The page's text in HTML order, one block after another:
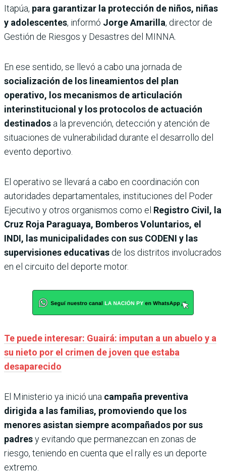
Itapúa, para garantizar la protección de niños, niñas
y adolescentes, informó Jorge Amarilla, director de
Gestión de Riesgos y Desastres del MINNA.
En ese sentido, se llevó a cabo una jornada de
socialización de los lineamientos del plan
operativo, los mecanismos de articulación
interinstitucional y los protocolos de actuación
destinados a la prevención, detección y atención de
situaciones de vulnerabilidad durante el desarrollo del
evento deportivo.
El operativo se llevará a cabo en coordinación con
autoridades departamentales, instituciones del Poder
Ejecutivo y otros organismos como el Registro Civil, la
Cruz Roja Paraguaya, Bomberos Voluntarios, el
INDI, las municipalidades con sus CODENI y las
supervisiones educativas de los distritos involucrados
en el circuito del deporte motor.
Te puede interesar: Guairá: imputan a un abuelo y a
su nieto por el crimen de joven que estaba
desaparecido
El Ministerio ya inició una campaña preventiva
dirigida a las familias, promoviendo que los
menores asistan siempre acompañados por sus
padresy evitando que permanezcan en zonas de
riesgo, teniendo en cuenta que el rally es un deporte
extremo.